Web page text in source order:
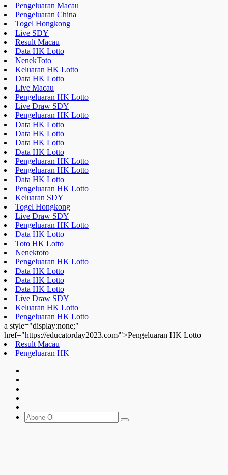
Pengeluaran Macau
Pengeluaran China
Togel Hongkong
Live SDY
Result Macau
Data HK Lotto
NenekToto
Keluaran HK Lotto
Data HK Lotto
Live Macau
Pengeluaran HK Lotto
Live Draw SDY
Pengeluaran HK Lotto
Data HK Lotto
Data HK Lotto
Data HK Lotto
Data HK Lotto
Pengeluaran HK Lotto
Pengeluaran HK Lotto
Data HK Lotto
Pengeluaran HK Lotto
Keluaran SDY
Togel Hongkong
Live Draw SDY
Pengeluaran HK Lotto
Data HK Lotto
Toto HK Lotto
Nenektoto
Pengeluaran HK Lotto
Data HK Lotto
Data HK Lotto
Data HK Lotto
Live Draw SDY
Keluaran HK Lotto
Pengeluaran HK Lotto
a style="display:none;"
href="https://educatorday2023.com/">Pengeluaran HK Lotto
Result Macau
Pengeluaran HK